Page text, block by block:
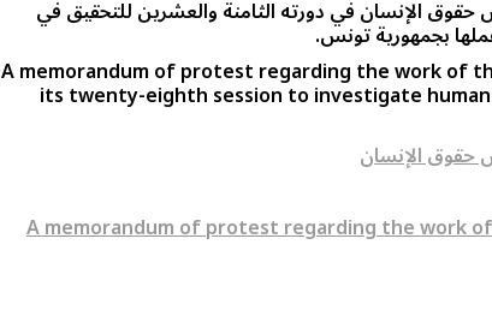
الإنسان في دورته الثامنة والعشرين للتحقيق في
A memorandum of protest regarding the work of
its twenty-eighth session to investigate
حقوق الإنسان
A memorandum of protest regarding the work